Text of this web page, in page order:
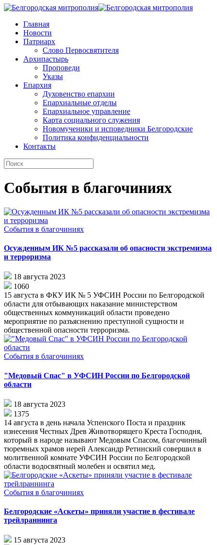
Главная
Новости
Патриарх
Слово Первосвятителя
Архипастырь
Проповеди
Указы
Епархия
Духовенство епархии
Епархиальные отделы
Епархиальное управление
Карта социального служения
Новомученики и исповедники Белгородские
Политика конфиденциальности
Контакты
События в благочиниях
События в благочиниях
Осужденным ИК №5 рассказали об опасности экстремизма
и терроризма
18 августа 2023
1060
15 августа в ФКУ ИК № 5 УФСИН России по Белгородской
области для отбывающих наказание министерством
общественных коммуникаций области проведено
мероприятие по разъяснению преступной сущности и
общественной опасности терроризма.
События в благочиниях
"Медовый Спас" в УФСИН России по Белгородской
области
18 августа 2023
1375
14 августа в день начала Успенского Поста и праздник
изнесения Честных Древ Животворящего Креста Господня,
который в народе называют Медовым Спасом, благочинный
тюремных храмов иерей Александр Ретинский совершил в
молитвенной комнате УФСИН России по Белгородской
области водосвятный молебен и освятил мед.
События в благочиниях
Белгородские «Аскеты» приняли участие в фестивале
трейлраннинга
15 августа 2023